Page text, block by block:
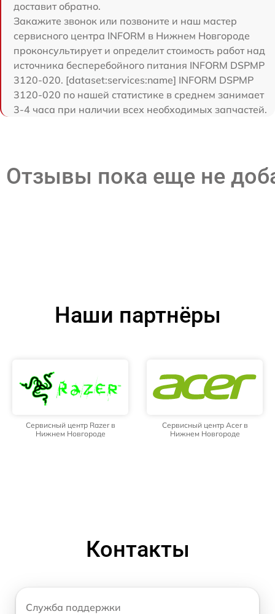
доставит обратно.
Закажите звонок или позвоните и наш мастер
сервисного центра INFORM в Нижнем Новгороде
проконсультирует и определит стоимость работ над
источника бесперебойного питания INFORM DSPMP
3120-020. [dataset:services:name] INFORM DSPMP
3120-020 по нашей статистике в среднем занимает
3-4 часа при наличии всех необходимых запчастей.
Отзывы пока еще не
Наши партнёры
Сервисный центр Razer в
Нижнем Новгороде
Сервисный центр Acer в
Нижнем Новгороде
Контакты
Служба поддержки